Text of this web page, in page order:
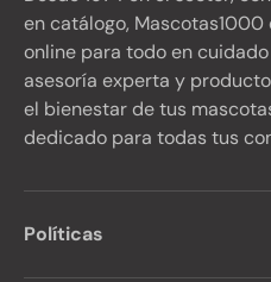
en catálogo,
online para todo en
asesoría experta y
el bienestar de tus
dedicado para todas tus
Políticas